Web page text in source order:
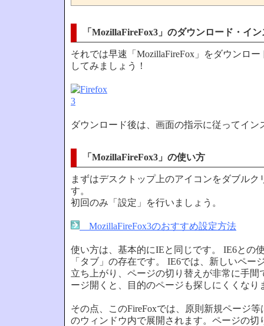
「MozillaFireFox3」のダウンロード・イ
それでは早速「MozillaFireFox」をダウンロ
してみましょう！
ダウンロード後は、画面の指示に従ってイン
「MozillaFireFox3」の使い方
まずはデスクトップ上のアイコンをダブルク
す。
初回のみ「設定」を行いましょう。
MozillaFireFox3のおすすめ設定方法
使い方は、基本的にIEと同じです。 IE6との
「タブ」の存在です。 IE6では、新しいペー
立ち上がり、ページの切り替えが非常に手間
ージ開くと、目的のページも探しにくくなり
その点、このFireFoxでは、原則新規ページ
のウィンドウ内で展開されます。ページの切